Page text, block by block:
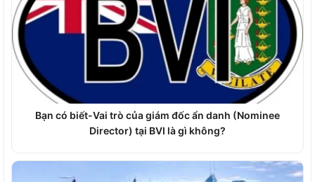
Bạn có biết-Vai trò của giám đốc ẩn danh (Nominee
Director) tại BVI là gì không?